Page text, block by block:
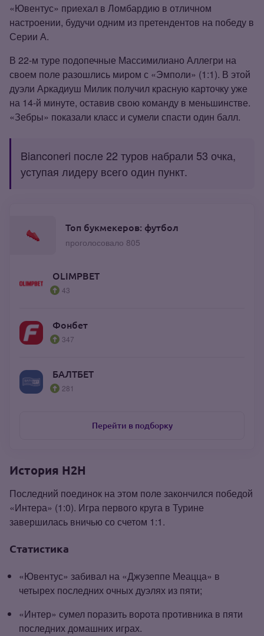
«Ювентус» приехал в Ломбардию в отличном
настроении, будучи одним из претендентов на победу в
Серии А.
В 22‑м туре подопечные Массимилиано Аллегри на
своем поле разошлись миром с «Эмполи» (1:1). В этой
дуэли Аркадиуш Милик получил красную карточку уже
на 14‑й минуте, оставив свою команду в меньшинстве.
«Зебры» показали класс и сумели спасти один балл.
Bianconeri после 22 туров набрали 53 очка,
уступая лидеру всего один пункт.
Топ букмекеров: футбол
проголосовало 805
OLIMPBET
43
Фонбет
347
БАЛТБЕТ
281
Перейти в подборку
История H2H
Последний поединок на этом поле закончился победой
«Интера» (1:0). Игра первого круга в Турине
завершилась вничью со счетом 1:1.
Статистика
«Ювентус» забивал на «Джузеппе Меацца» в
четырех последних очных дуэлях из пяти;
«Интер» сумел поразить ворота противника в пяти
последних домашних играх.